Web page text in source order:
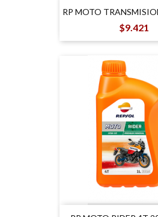
RP MOTO
Precio
$9.421